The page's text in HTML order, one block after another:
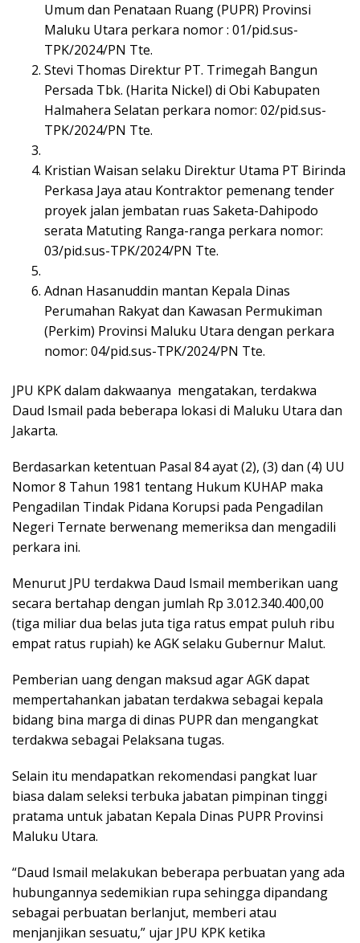
Umum dan Penataan Ruang (PUPR) Provinsi
Maluku Utara perkara nomor : 01/pid.sus-
TPK/2024/PN Tte.
Stevi Thomas Direktur PT. Trimegah Bangun
Persada Tbk. (Harita Nickel) di Obi Kabupaten
Halmahera Selatan perkara nomor: 02/pid.sus-
TPK/2024/PN Tte.
Kristian Waisan selaku Direktur Utama PT Birinda
Perkasa Jaya atau Kontraktor pemenang tender
proyek jalan jembatan ruas Saketa-Dahipodo
serata Matuting Ranga-ranga perkara nomor:
03/pid.sus-TPK/2024/PN Tte.
Adnan Hasanuddin mantan Kepala Dinas
Perumahan Rakyat dan Kawasan Permukiman
(Perkim) Provinsi Maluku Utara dengan perkara
nomor: 04/pid.sus-TPK/2024/PN Tte.
JPU KPK dalam dakwaanya mengatakan, terdakwa
Daud Ismail pada beberapa lokasi di Maluku Utara dan
Jakarta.
Berdasarkan ketentuan Pasal 84 ayat (2), (3) dan (4) UU
Nomor 8 Tahun 1981 tentang Hukum KUHAP maka
Pengadilan Tindak Pidana Korupsi pada Pengadilan
Negeri Ternate berwenang memeriksa dan mengadili
perkara ini.
Menurut JPU terdakwa Daud Ismail memberikan uang
secara bertahap dengan jumlah Rp 3.012.340.400,00
(tiga miliar dua belas juta tiga ratus empat puluh ribu
empat ratus rupiah) ke AGK selaku Gubernur Malut.
Pemberian uang dengan maksud agar AGK dapat
mempertahankan jabatan terdakwa sebagai kepala
bidang bina marga di dinas PUPR dan mengangkat
terdakwa sebagai Pelaksana tugas.
Selain itu mendapatkan rekomendasi pangkat luar
biasa dalam seleksi terbuka jabatan pimpinan tinggi
pratama untuk jabatan Kepala Dinas PUPR Provinsi
Maluku Utara.
“Daud Ismail melakukan beberapa perbuatan yang ada
hubungannya sedemikian rupa sehingga dipandang
sebagai perbuatan berlanjut, memberi atau
menjanjikan sesuatu,” ujar JPU KPK ketika